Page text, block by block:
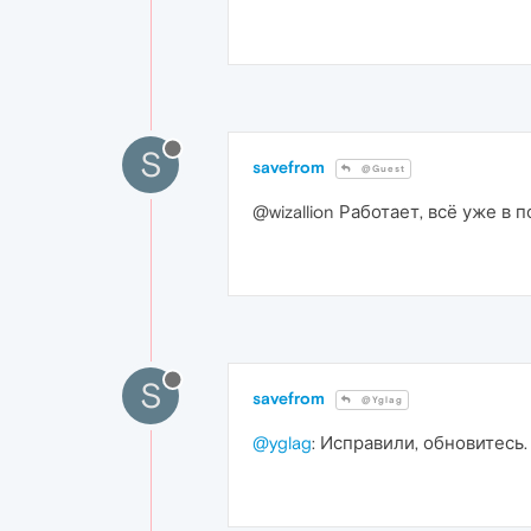
S savefrom @Guest
@wizallion Работает, всё уже в
S savefrom @Yglag
@yglag: Исправили, обновитесь.